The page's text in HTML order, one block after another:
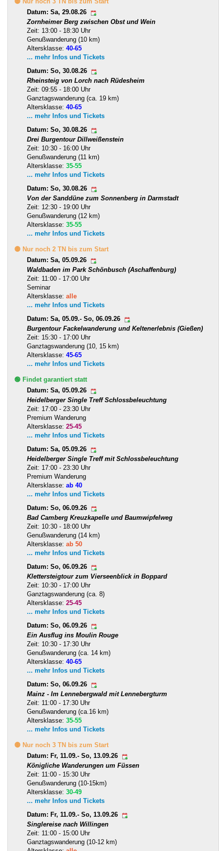
Datum: Sa, 29.08.26
Zornheimer Berg zwischen Obst und Wein
Zeit: 13:00 - 18:30 Uhr
Genußwanderung (10 km)
Altersklasse: 40-65
... mehr Infos und Tickets
Datum: So, 30.08.26
Rheinsteig von Lorch nach Rüdesheim
Zeit: 09:55 - 18:00 Uhr
Ganztagswanderung (ca. 19 km)
Altersklasse: 40-65
... mehr Infos und Tickets
Datum: So, 30.08.26
Drei Burgentour Dillweißenstein
Zeit: 10:30 - 16:00 Uhr
Genußwanderung (11 km)
Altersklasse: 35-55
... mehr Infos und Tickets
Datum: So, 30.08.26
Von der Sanddüne zum Sonnenberg in Darmstadt
Zeit: 12:30 - 19:00 Uhr
Genußwanderung (12 km)
Altersklasse: 35-55
... mehr Infos und Tickets
🟡 Nur noch 2 TN bis zum Start
Datum: Sa, 05.09.26
Waldbaden im Park Schönbusch (Aschaffenburg)
Zeit: 11:00 - 17:00 Uhr
Seminar
Altersklasse: alle
... mehr Infos und Tickets
Datum: Sa, 05.09.- So, 06.09.26
Burgentour Fackelwanderung und Keltenerlebnis (Gießen)
Zeit: 15:30 - 17:00 Uhr
Ganztagswanderung (10, 15 km)
Altersklasse: 45-65
... mehr Infos und Tickets
🟢 Findet garantiert statt
Datum: Sa, 05.09.26
Heidelberger Single Treff Schlossbeleuchtung
Zeit: 17:00 - 23:30 Uhr
Premium Wanderung
Altersklasse: 25-45
... mehr Infos und Tickets
Datum: Sa, 05.09.26
Heidelberger Single Treff mit Schlossbeleuchtung
Zeit: 17:00 - 23:30 Uhr
Premium Wanderung
Altersklasse: ab 40
... mehr Infos und Tickets
Datum: So, 06.09.26
Bad Camberg Kreuzkapelle und Baumwipfelweg
Zeit: 10:30 - 18:00 Uhr
Genußwanderung (14 km)
Altersklasse: ab 50
... mehr Infos und Tickets
Datum: So, 06.09.26
Klettersteigtour zum Vierseenblick in Boppard
Zeit: 10:30 - 17:00 Uhr
Ganztagswanderung (ca. 8)
Altersklasse: 25-45
... mehr Infos und Tickets
Datum: So, 06.09.26
Ein Ausflug ins Moulin Rouge
Zeit: 10:30 - 17:30 Uhr
Genußwanderung (ca. 14 km)
Altersklasse: 40-65
... mehr Infos und Tickets
Datum: So, 06.09.26
Mainz - Im Lennebergwald mit Lennebergturm
Zeit: 11:00 - 17:30 Uhr
Genußwanderung (ca.16 km)
Altersklasse: 35-55
... mehr Infos und Tickets
🟡 Nur noch 3 TN bis zum Start
Datum: Fr, 11.09.- So, 13.09.26
Königliche Wanderungen um Füssen
Zeit: 11:00 - 15:30 Uhr
Genußwanderung (10-15km)
Altersklasse: 30-49
... mehr Infos und Tickets
Datum: Fr, 11.09.- So, 13.09.26
Singlereise nach Willingen
Zeit: 11:00 - 15:00 Uhr
Ganztagswanderung (10-12 km)